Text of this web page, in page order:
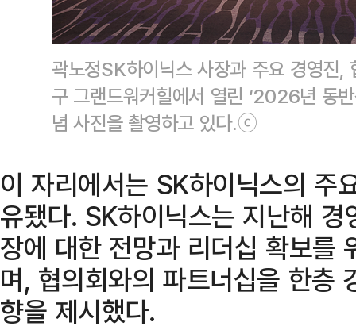
곽노정SK하이닉스 사장과 주요 경영진
구 그랜드워커힐에서 열린 ‘2026년 동
념 사진을 촬영하고 있다.ⓒ
이 자리에서는 SK하이닉스의 주
유됐다. SK하이닉스는 지난해
장에 대한 전망과 리더십 확보를
며, 협의회와의 파트너십을 한층
향을 제시했다.